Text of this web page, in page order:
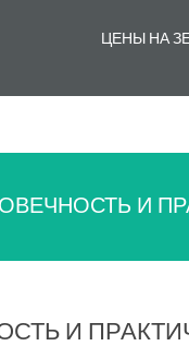
ЦЕНЫ НА
И
И